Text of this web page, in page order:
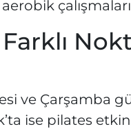
çalışmaları
ve Çarşamba
ise pilates